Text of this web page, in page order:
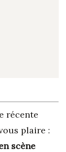
récente
plaire :
scène